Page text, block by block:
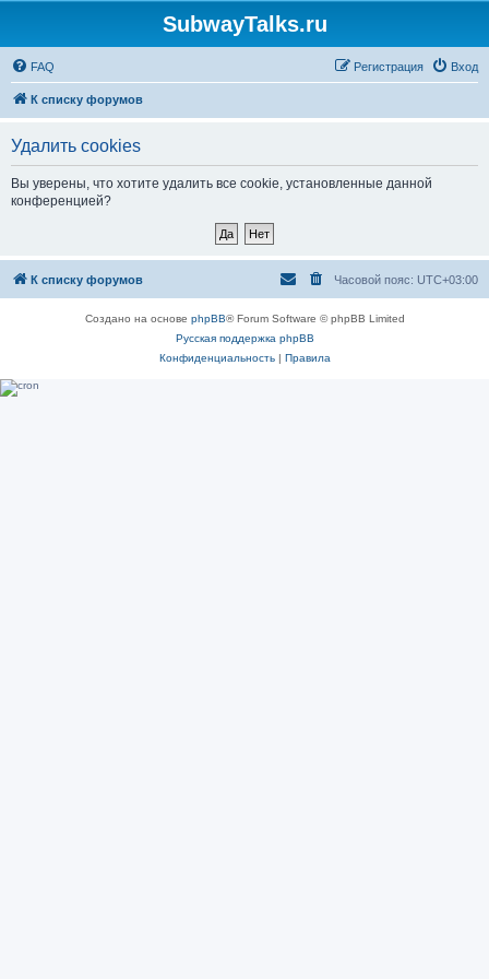
SubwayTalks.ru
FAQ Вход
Регистрация
К списку форумов
Удалить cookies
Вы уверены, что хотите удалить все cookie, установленные данной
конференцией?
К списку форумов Часовой пояс: UTC+03:00
Создано на основе phpBB® Forum Software © phpBB Limited
Русская поддержка phpBB
Конфиденциальность| Правила